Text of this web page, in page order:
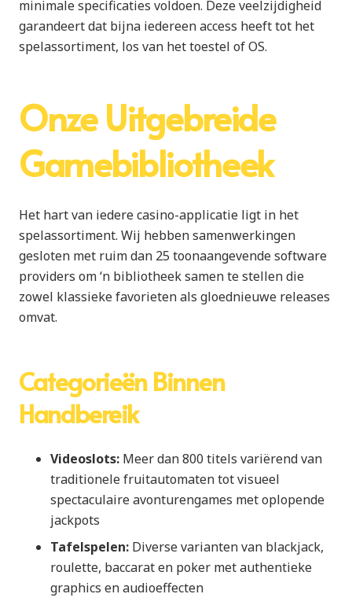
minimale specificaties voldoen. Deze veelzijdigheid
garandeert dat bijna iedereen access heeft tot het
spelassortiment, los van het toestel of OS.
Onze Uitgebreide
Gamebibliotheek
Het hart van iedere casino-applicatie ligt in het
spelassortiment. Wij hebben samenwerkingen
gesloten met ruim dan 25 toonaangevende software
providers om ‘n bibliotheek samen te stellen die
zowel klassieke favorieten als gloednieuwe releases
omvat.
Categorieën Binnen
Handbereik
Videoslots: Meer dan 800 titels variërend van
traditionele fruitautomaten tot visueel
spectaculaire avonturengames met oplopende
jackpots
Tafelspelen: Diverse varianten van blackjack,
roulette, baccarat en poker met authentieke
graphics en audioeffecten